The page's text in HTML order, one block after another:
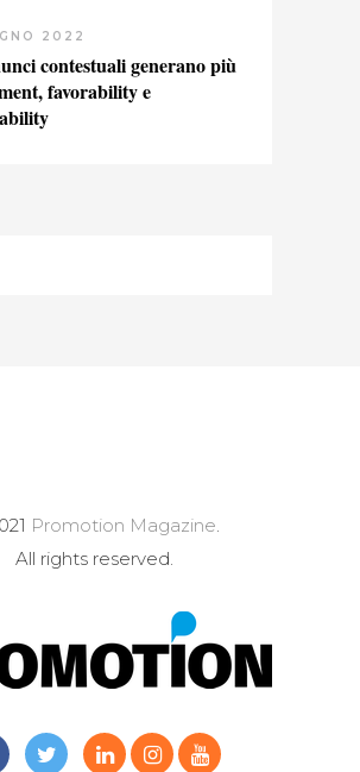
2022
contestuali generano più
favorability e
Promotion Magazine.
All rights reserved.